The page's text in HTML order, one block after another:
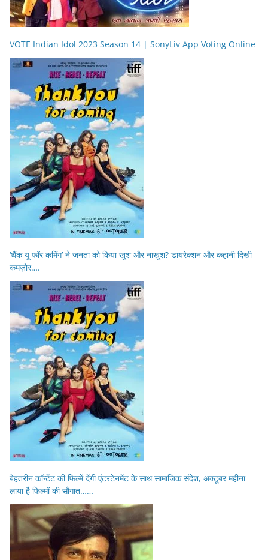
VOTE Indian Idol 2023 Season 14 | SonyLiv App Voting Online
‘थैंक यू फॉर कमिंग’ ने जनता को किया खुश और नाखुश? डायरेक्शन और कहानी दिखी
कमज़ोर….
बेहतरीन कॉन्टेंट की फिल्में देंगी एंटरटेनमेंट के साथ सामाजिक संदेश, अक्टूबर महीना
लाया है फिल्मों की सौगात……